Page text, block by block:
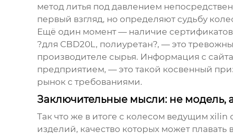
метод литья под давлением
первый взгляд, но определяют судьбу
Ещё один момент — наличие сертификатов
?для CBD20L, полиуретан?, — это
производителе сырья. Информация с сайта
предприятием, — это такой косвенный
рынок с требованиями.
Заключительные мысли: не модель,
Так что же в итоге с колесом ведущим xilin
изделий, качество которых может